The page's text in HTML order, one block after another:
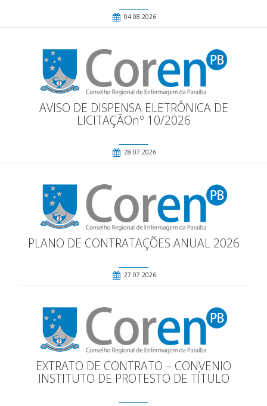
04.08.2026
AVISO DE DISPENSA ELETRÔNICA DE
LICITAÇÃOnº 10/2026
28.07.2026
PLANO DE CONTRATAÇÕES ANUAL 2026
27.07.2026
EXTRATO DE CONTRATO – CONVENIO
INSTITUTO DE PROTESTO DE TÍTULO